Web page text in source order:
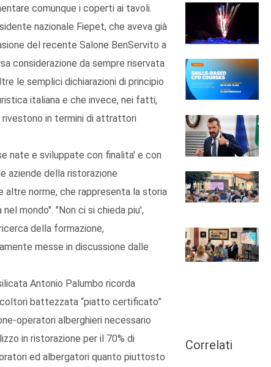
comunque i coperti ai tavoli.
nazionale Fiepet, che aveva già
del recente Salone BenServito a
considerazione da sempre riservata
le semplici dichiarazioni di principio
italiana e che invece, nei fatti,
in termini di attrattori
nate e sviluppate con finalita' e con
aziende della ristorazione
altre norme, che rappresenta la storia
mondo". "Non ci si chieda piu',
della formazione,
messe in discussione dalle
Antonio Palumbo ricorda
battezzata “piatto certificato”
operatori alberghieri necessario
in ristorazione per il 70% di
ed albergatori quanto piuttosto
Correlati